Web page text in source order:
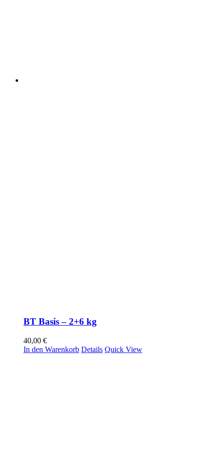
BT Basis – 2+6 kg
40,00 €
In den Warenkorb Details Quick View